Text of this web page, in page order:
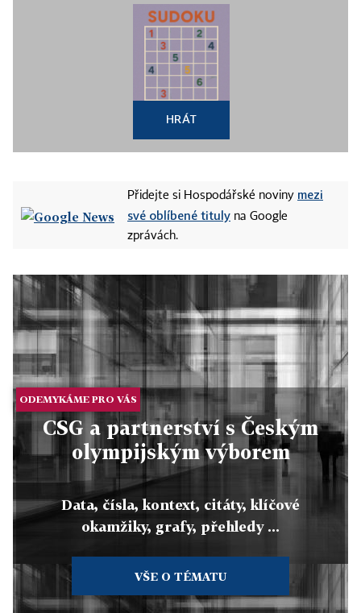
HRÁT
Přidejte si Hospodářské noviny mezi
své oblíbené tituly na Google
zprávách.
ODEMYKÁME PRO VÁS
CSG a partnerství s Českým
olympijským výborem
Data, čísla, kontext, citáty, klíčové
okamžiky, grafy, přehledy ...
VŠE O TÉMATU